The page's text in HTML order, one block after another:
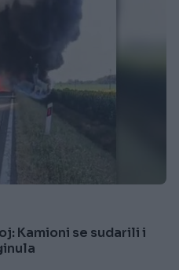
Kamioni se sudarili i